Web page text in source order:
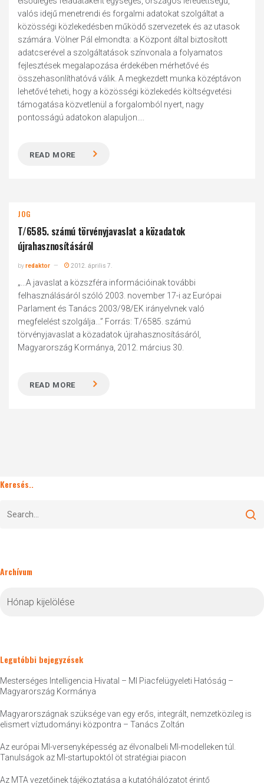
valós idejű menetrendi és forgalmi adatokat szolgáltat a
közösségi közlekedésben működő szervezetek és az utasok
számára. Völner Pál elmondta: a Központ által biztosított
adatcserével a szolgáltatások színvonala a folyamatos
fejlesztések megalapozása érdekében mérhetővé és
összehasonlíthatóvá válik. A megkezdett munka középtávon
lehetővé teheti, hogy a közösségi közlekedés költségvetési
támogatása közvetlenül a forgalomból nyert, nagy
pontosságú adatokon alapuljon....
READ MORE
JOG
T/6585. számú törvényjavaslat a közadatok
újrahasznosításáról
byredaktor 2012. április 7.
„...A javaslat a közszféra információinak további
felhasználásáról szóló 2003. november 17-i az Európai
Parlament és Tanács 2003/98/EK irányelvnek való
megfelelést szolgálja...” Forrás: T/6585. számú
törvényjavaslat a közadatok újrahasznosításáról,
Magyarország Kormánya, 2012. március 30.
READ MORE
Keresés..
Archívum
Legutóbbi bejegyzések
Mesterséges Intelligencia Hivatal – MI Piacfelügyeleti Hatóság –
Magyarország Kormánya
Magyarországnak szüksége van egy erős, integrált, nemzetközileg is
elismert víztudományi központra – Tanács Zoltán
Az európai MI-versenyképesség az élvonalbeli MI-modelleken túl.
Tanulságok az MI-startupoktól öt stratégiai piacon
Az MTA vezetőinek tájékoztatása a kutatóhálózatot érintő